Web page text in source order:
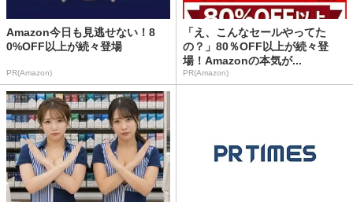
Amazon今日も見逃せない！8
0%OFF以上が続々登場
PR(Amazon)
「え、こんなセールやってた
の？」80％OFF以上が続々登
場！Amazonの本気が...
PR(Amazon)